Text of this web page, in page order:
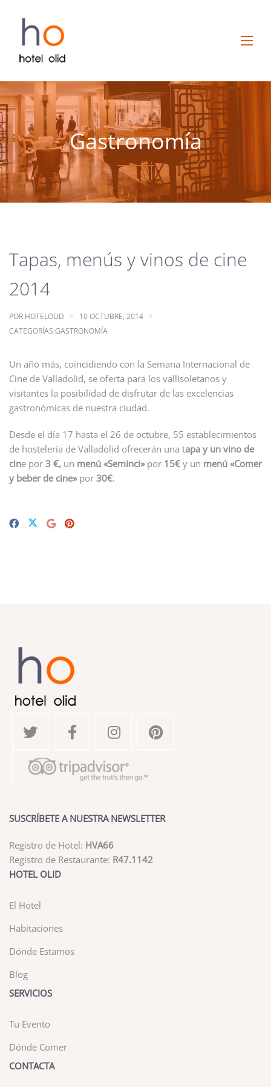
Gastronomía
Tapas, menús y vinos de cine
2014
POR HOTELOLID
10 OCTUBRE, 2014
CATEGORÍAS:GASTRONOMÍA
Un año más, coincidiendo con la Semana Internacional de
Cine de Valladolid, se oferta para los vallisoletanos y
visitantes la posibilidad de disfrutar de las excelencias
gastronómicas de nuestra ciudad.
Desde el día 17 hasta el 26 de octubre, 55 establecimientos
de hostelería de Valladolid ofrecerán una tapa y un vino de
cine por 3 €, un menú «Seminci»por 15€ y un menú «Comer
y beber de cine»por 30€.
SUSCRÍBETE A NUESTRA NEWSLETTER
Registro de Hotel: HVA66
Registro de Restaurante: R47.1142
HOTEL OLID
El Hotel
Habitaciones
Dónde Estamos
Blog
SERVICIOS
Tu Evento
Dónde Comer
CONTACTA